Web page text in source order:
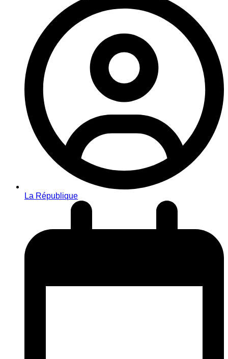
La République